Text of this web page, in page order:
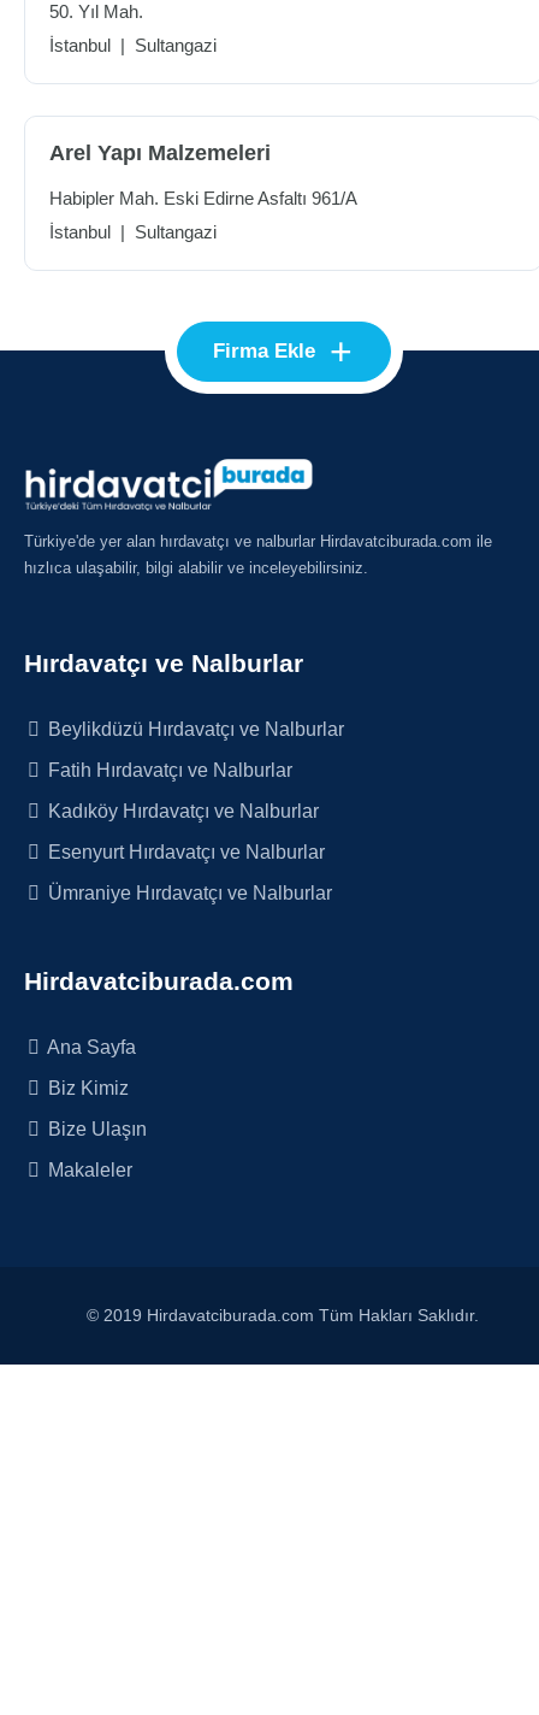
50. Yıl Mah.
İstanbul | Sultangazi
Arel Yapı Malzemeleri
Habipler Mah. Eski Edirne Asfaltı 961/A
İstanbul | Sultangazi
Firma Ekle +
Türkiye'de yer alan hırdavatçı ve nalburlar Hirdavatciburada.com ile
hızlıca ulaşabilir, bilgi alabilir ve inceleyebilirsiniz.
Hırdavatçı ve Nalburlar
Beylikdüzü Hırdavatçı ve Nalburlar
Fatih Hırdavatçı ve Nalburlar
Kadıköy Hırdavatçı ve Nalburlar
Esenyurt Hırdavatçı ve Nalburlar
Ümraniye Hırdavatçı ve Nalburlar
Hirdavatciburada.com
Ana Sayfa
Biz Kimiz
Bize Ulaşın
Makaleler
© 2019 Hirdavatciburada.com Tüm Hakları Saklıdır.